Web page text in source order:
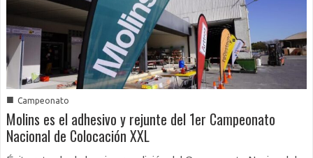
■ Campeonato
Molins es el adhesivo y rejunte del 1er Campeonato
Nacional de Colocación XXL